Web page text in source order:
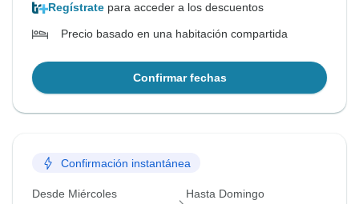
Regístrate para acceder a los descuentos
Precio basado en una habitación compartida
Confirmar fechas
Confirmación instantánea
Desde Miércoles Hasta Domingo